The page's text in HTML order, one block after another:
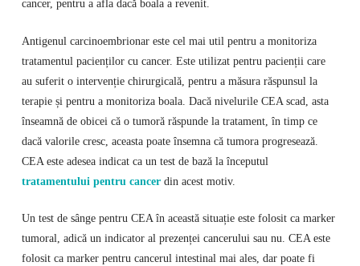
cancer, pentru a afla dacă boala a revenit.
Antigenul carcinoembrionar este cel mai util pentru a monitoriza
tratamentul pacienților cu cancer. Este utilizat pentru pacienții care
au suferit o intervenție chirurgicală, pentru a măsura răspunsul la
terapie și pentru a monitoriza boala. Dacă nivelurile CEA scad, asta
înseamnă de obicei că o tumoră răspunde la tratament, în timp ce
dacă valorile cresc, aceasta poate însemna că tumora progresează.
CEA este adesea indicat ca un test de bază la începutul
tratamentului pentru cancer din acest motiv.
Un test de sânge pentru CEA în această situație este folosit ca marker
tumoral, adică un indicator al prezenței cancerului sau nu. CEA este
folosit ca marker pentru cancerul intestinal mai ales, dar poate fi